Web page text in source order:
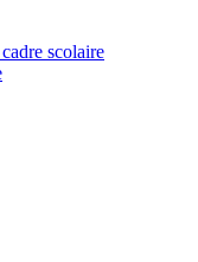
scolaire